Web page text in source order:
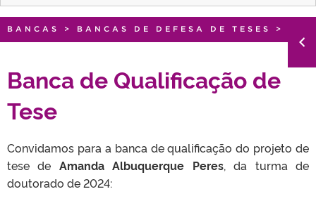
EDITAIS
INTERNACIONAL
PORTARIAS
TELEFONES
BANCAS > BANCAS DE DEFESA DE TESES >
Banca de Qualificação de
Tese
Convidamos para a banca de qualificação do projeto de
tese de Amanda Albuquerque Peres, da turma de
doutorado de 2024: